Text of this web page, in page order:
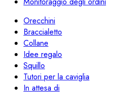
Orecchini
Braccialetto
Collane
Idee regalo
Squillo
Tutori per la caviglia
In attesa di